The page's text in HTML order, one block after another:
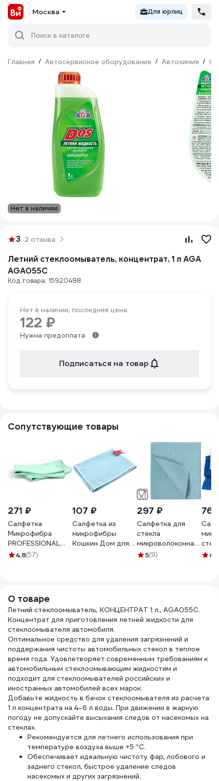
Москва Для юрлиц
Поиск в каталоге
Главная / Автосервисное оборудование / Автохимия /
Нет в наличии
3 2 отзыва
Летний стеклоомыватель, концентрат, 1 л AGA
AGA055C
Код товара: 15920498
Нет в наличии, последняя цена
122 ₽
Нужна предоплата
Подписаться на товар
Сопутствующие товары
271 ₽
Салфетка
Микрофибра
PROFESSIONAL
для стекол и
4.8(57)
107 ₽
Салфетка из
микрофибры
Кошкин Дом для
297 ₽
Салфетка для
стекла
микроволоконная
ПУ HQ profiline
5(9)
76
CM-
4.9
О товаре
Летний стеклоомыватель, КОНЦЕНТРАТ 1 л., AGA055C.
Концентрат для приготовления летней жидкости для
стеклоомывателя автомобиля.
Оптимальное средство для удаления загрязнений и
поддержания чистоты автомобильных стекол в теплое
время года. Удовлетворяет современным требованиям к
автомобильным стеклоомывающим жидкостям и
подходит для стеклоомывателей российских и
иностранных автомобилей всех марок.
Добавьте жидкость в бачок стеклоомывателя из расчета:
1 л концентрата на 4–6 л воды. При движении в жаркую
погоду не допускайте высыхания следов от насекомых на
стеклах.
Рекомендуется для летнего использования при
температуре воздуха выше +5 °С.
Обеспечивает идеальную чистоту фар, лобового и
заднего стекол, быстрое удаление следов
насекомых и других загрязнений.